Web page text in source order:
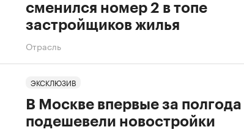
Отрасль
сменился номер 2 в топе
застройщиков жилья
В Москве впервые за полгода
подешевели новостройки
ЭКСКЛЮЗИВ